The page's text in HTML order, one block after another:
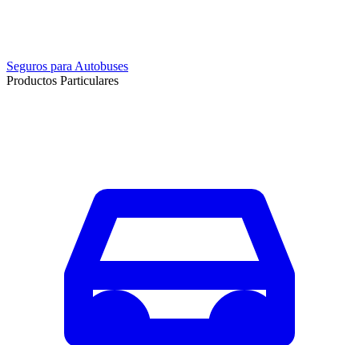
Seguros para Autobuses
Productos Particulares